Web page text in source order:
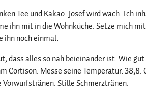
Tee und Kakao. Josef wird wach. Ich
ihn mit in die Wohnküche. Setze mich
ihn noch einmal.
dass alles so nah beieinander ist. Wie
Cortison. Messe seine Temperatur. 38,8.
Stille Schmerztränen.